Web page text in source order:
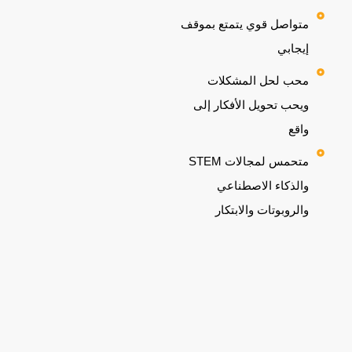
متواصل قوي يتمتع بموقف
إيجابي
محب لحل المشكلات
ويحب تحويل الأفكار إلى
واقع
متحمس لمجالات STEM
والذكاء الاصطناعي
والروبوتات والابتكار